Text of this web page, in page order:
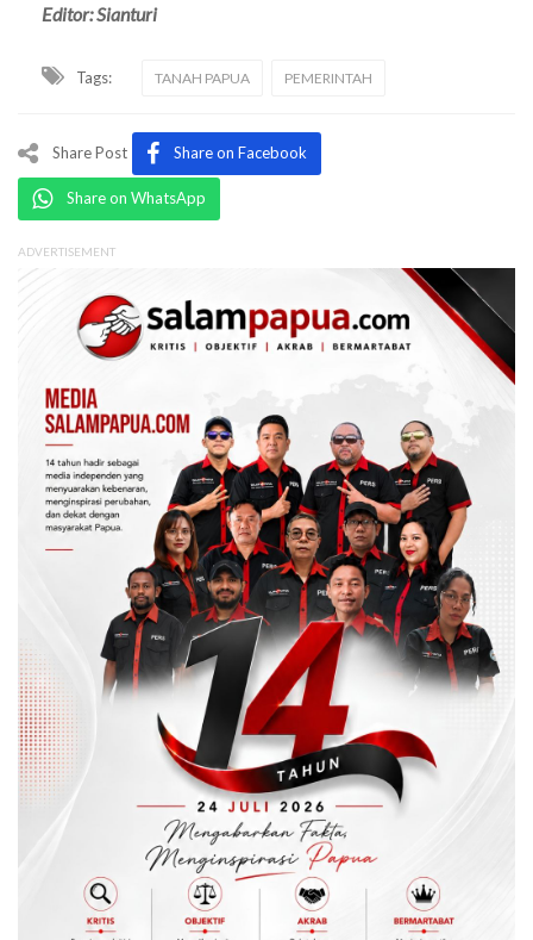
Editor: Sianturi
Tags: TANAH PAPUA PEMERINTAH
Share Post Share on Facebook
Share on WhatsApp
ADVERTISEMENT